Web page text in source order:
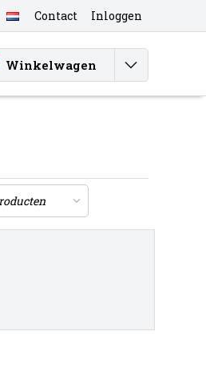
Contact Inloggen
Winkelwagen